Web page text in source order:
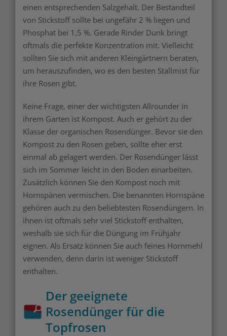
einen entsprechenden Salzgehalt. Der Bestandteil
von Stickstoff sollte bei ungefähr 2 % liegen und
Phosphat bei 1,5 %. Gerade Rinder Dunk bringt
oftmals die perfekte Konzentration mit. Vielleicht
sollten Sie sich mit anderen Kleingärtnern beraten,
um herauszufinden, wo es den besten Stallmist für
ihre Rosen gibt.
Keine Frage, einer der wichtigsten Allrounder in
ihrem Garten ist Kompost. Auch er gehört zu der
Klasse der organischen Rosendünger. Bevor sie den
Kompost zu den Rosen geben, sollte eher erst
einmal ab gelagert werden. Der Rosendünger lässt
sich im Sommer leicht in den Boden einarbeiten.
Zusätzlich können Sie den Kompost noch mit
Hornspänen vermischen. Die benannten Hornspäne
gehören auch zu den beliebtesten Rosendüngern. In
ihnen ist oftmals sehr viel Stickstoff enthalten,
weshalb sie sich für die Düngung im Frühjahr
eignen. Als Ersatz können Sie auch feines Hornmehl
verwenden, denn darin ist weniger Stickstoff
enthalten.
Der geeignete
Rosendünger für die
Topfrosen